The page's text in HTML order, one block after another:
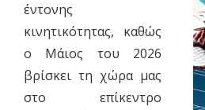
έντονης
κινητικότητας, καθώς
ο Μάιος του 2026
βρίσκει τη χώρα μας
στο επίκεντρο